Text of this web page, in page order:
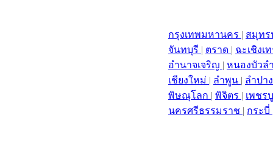
กรุงเทพมหานคร | สมุทร
จันทบุรี | ตราด | ฉะเชิงเ
อำนาจเจริญ | หนองบัวล
เชียงใหม่ | ลำพูน | ลำปา
พิษณุโลก | พิจิตร | เพช
นครศรีธรรมราช | กระบี่